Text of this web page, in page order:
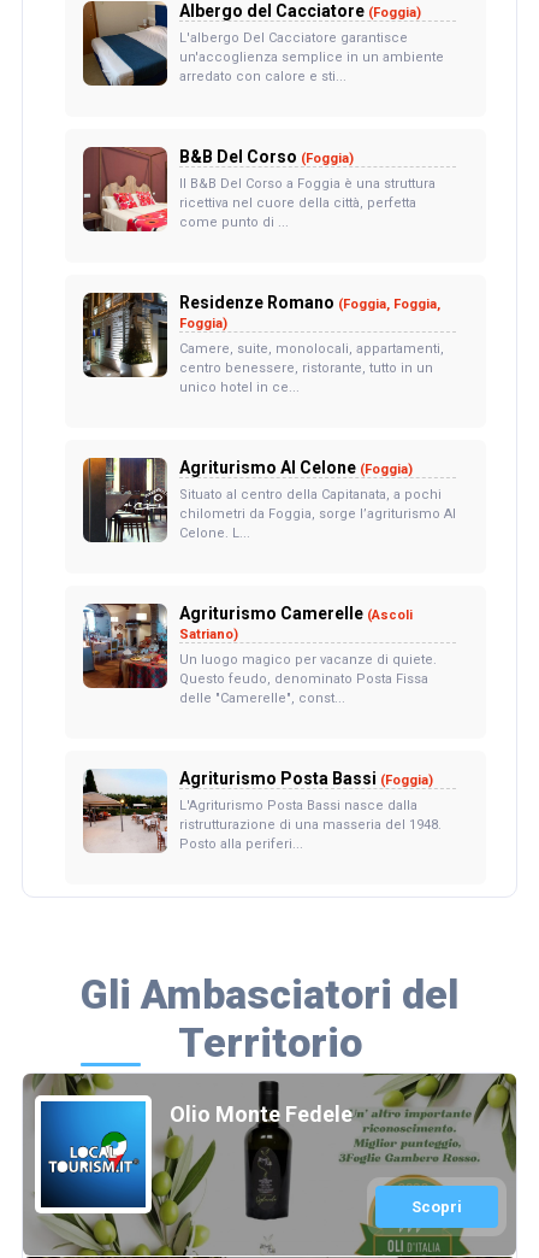
Albergo del Cacciatore (Foggia)
L'albergo Del Cacciatore garantisce
un'accoglienza semplice in un ambiente
arredato con calore e sti...
B&B Del Corso (Foggia)
Il B&B Del Corso a Foggia è una struttura
ricettiva nel cuore della città, perfetta
come punto di ...
Residenze Romano (Foggia, Foggia,
Foggia)
Camere, suite, monolocali, appartamenti,
centro benessere, ristorante, tutto in un
unico hotel in ce...
Agriturismo Al Celone (Foggia)
Situato al centro della Capitanata, a pochi
chilometri da Foggia, sorge l’agriturismo Al
Celone. L...
Agriturismo Camerelle (Ascoli
Satriano)
Un luogo magico per vacanze di quiete.
Questo feudo, denominato Posta Fissa
delle "Camerelle", const...
Agriturismo Posta Bassi (Foggia)
L'Agriturismo Posta Bassi nasce dalla
ristrutturazione di una masseria del 1948.
Posto alla periferi...
Gli Ambasciatori del
Territorio
Olio Monte Fedele
Scopri